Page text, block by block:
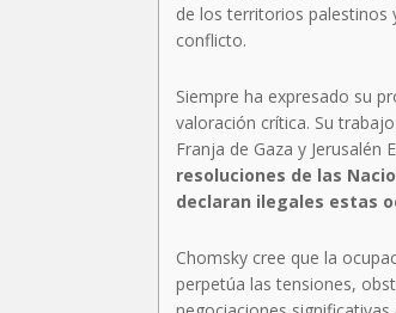
de los territorios palestinos
conflicto.
Siempre ha expresado su
valoración crítica. Su
Franja de Gaza y Jerusalén
resoluciones de las
declaran ilegales estas
Chomsky cree que la
perpetúa las tensiones,